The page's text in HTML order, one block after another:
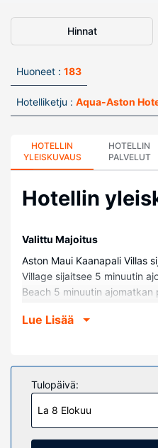
Hinnat
Huoneet : 183
Hotelliketju : Aqua-Aston
HOTELLIN
YLEISKUVAUS
HOTELLIN
PALVELUT
Hotellin
Valittu Majoitus
Aston Maui Kaanapali Villas
Village sijaitsee 5 minuutin
Beach 5 minuutin ajomatkan
kohteesta Napili Bay ja 2,9
Tässä majoituspaikassa on
huonetta, joiden
mikroaaltouuni ja LCD-
patjallisissa sängyissä on
Jokaisessa huoneessa on
Lue Lisää
Tulopäivä:
La 8 Elokuu